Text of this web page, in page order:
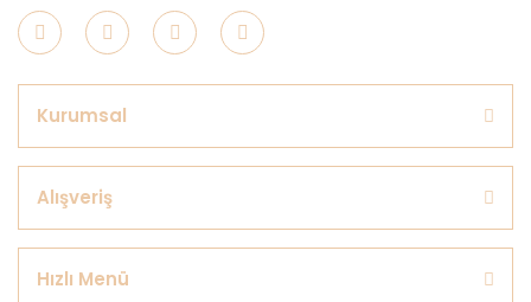
Kurumsal
Alışveriş
Hızlı Menü